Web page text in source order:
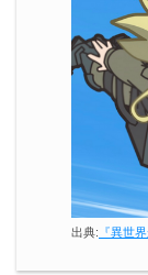
出典: 『異世